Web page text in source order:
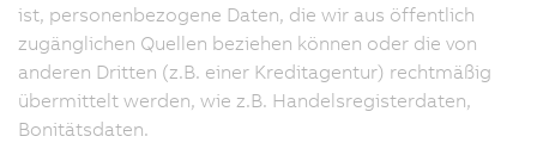
ist, personenbezogene Daten, die wir aus öffentlich
zugänglichen Quellen beziehen können oder die von
anderen Dritten (z.B. einer Kreditagentur) rechtmäßig
übermittelt werden, wie z.B. Handelsregisterdaten,
Bonitätsdaten.